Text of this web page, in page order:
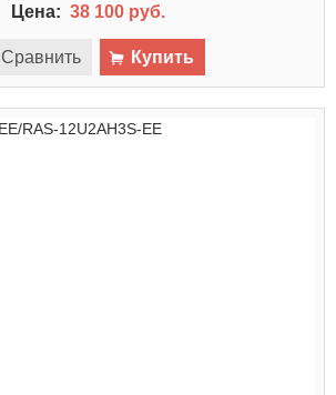
Цена: 38 100 руб.
Сравнить Купить